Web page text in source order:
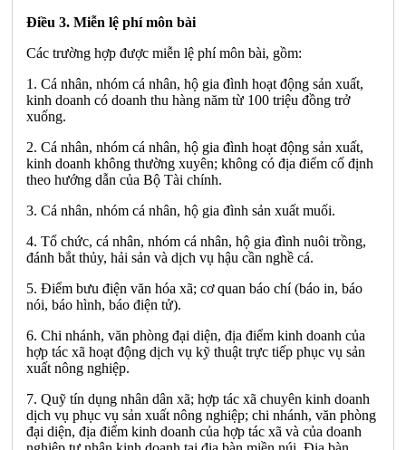
Điều 3. Miễn lệ phí môn bài
Các trường hợp được miễn lệ phí môn bài, gồm:
1. Cá nhân, nhóm cá nhân, hộ gia đình hoạt động sản xuất,
kinh doanh có doanh thu hàng năm từ 100 triệu đồng trở
xuống.
2. Cá nhân, nhóm cá nhân, hộ gia đình hoạt động sản xuất,
kinh doanh không thường xuyên; không có địa điểm cố định
theo hướng dẫn của Bộ Tài chính.
3. Cá nhân, nhóm cá nhân, hộ gia đình sản xuất muối.
4. Tổ chức, cá nhân, nhóm cá nhân, hộ gia đình nuôi trồng,
đánh bắt thủy, hải sản và dịch vụ hậu cần nghề cá.
5. Điểm bưu điện văn hóa xã; cơ quan báo chí (báo in, báo
nói, báo hình, báo điện tử).
6. Chi nhánh, văn phòng đại diện, địa điểm kinh doanh của
hợp tác xã hoạt động dịch vụ kỹ thuật trực tiếp phục vụ sản
xuất nông nghiệp.
7. Quỹ tín dụng nhân dân xã; hợp tác xã chuyên kinh doanh
dịch vụ phục vụ sản xuất nông nghiệp; chi nhánh, văn phòng
đại diện, địa điểm kinh doanh của hợp tác xã và của doanh